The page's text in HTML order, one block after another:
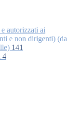
autorizzati ai
e non dirigenti) (da
141
4